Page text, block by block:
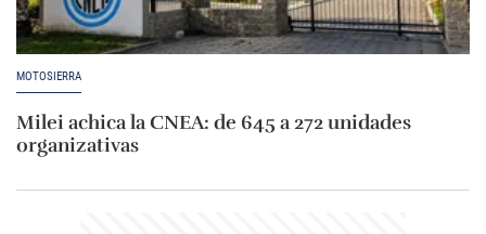
MOTOSIERRA
Milei achica la CNEA: de 645 a 272 unidades
organizativas